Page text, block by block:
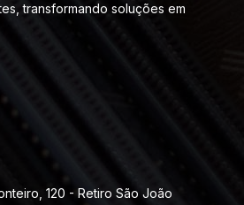
transformando soluções em
120 - Retiro São João